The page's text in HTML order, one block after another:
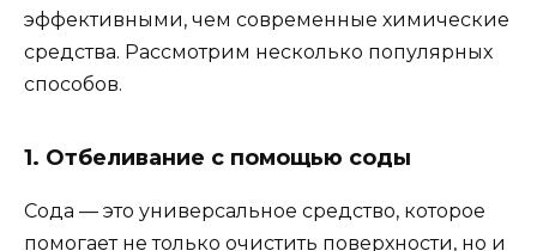
эффективными, чем современные химические
средства. Рассмотрим несколько популярных
способов.
1. Отбеливание с помощью соды
Сода — это универсальное средство, которое
помогает не только очистить поверхности, но и